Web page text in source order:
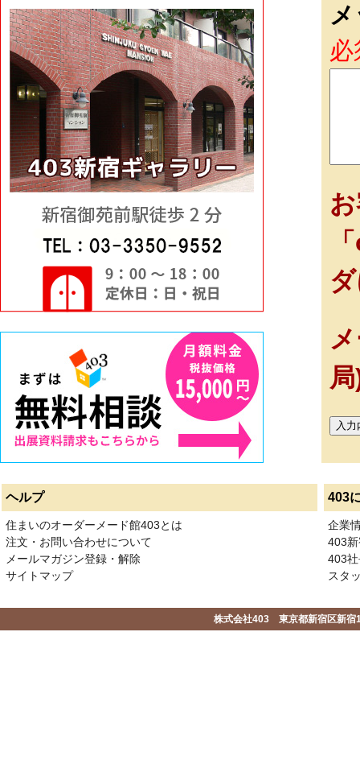
必
ヘルプ 403
住まいのオーダーメード館403とは
注文・お問い合わせについて
メールマガジン登録・解除
サイトマップ
企業
403
403
スタ
株式会社403 東京都新宿区新